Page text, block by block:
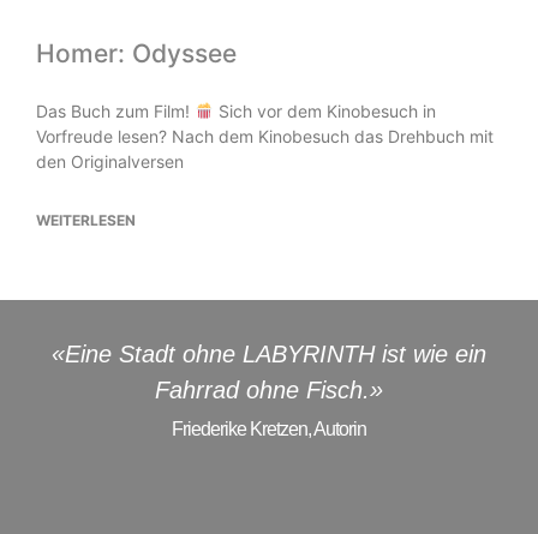
Homer: Odyssee
Das Buch zum Film!
Sich vor dem Kinobesuch in
Vorfreude lesen? Nach dem Kinobesuch das Drehbuch mit
den Originalversen
WEITERLESEN
«Eine Stadt ohne LABYRINTH ist wie ein
Fahrrad ohne Fisch.»
Friederike Kretzen, Autorin